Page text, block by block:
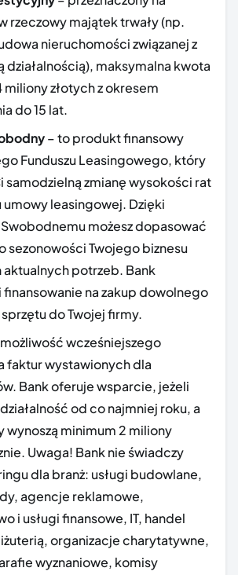
rzeczowy majątek trwały (np.
nieruchomości związanej z
działalnością), maksymalna kwota
złotych z okresem
do 15 lat.
– to produkt finansowy
Funduszu Leasingowego, który
samodzielną zmianę wysokości rat
umowy leasingowej. Dzięki
możesz dopasować
sezonowości Twojego biznesu
potrzeb. Bank
finansowanie na zakup dowolnego
do Twojej firmy.
wcześniejszego
faktur wystawionych dla
Bank oferuje wsparcie, jeżeli
od co najmniej roku, a
minimum 2 miliony
Uwaga! Bank nie świadczy
dla branż: usługi budowlane,
agencje reklamowe,
i usługi finansowe, IT, handel
organizacje charytatywne,
wyznaniowe, komisy